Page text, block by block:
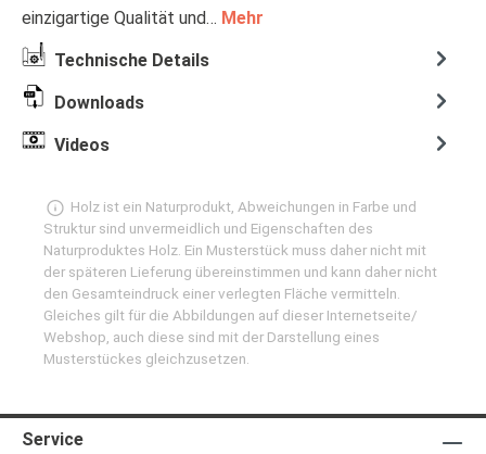
einzigartige Qualität und… Mehr
Technische Details
Downloads
Videos
Holz ist ein Naturprodukt, Abweichungen in Farbe und
Struktur sind unvermeidlich und Eigenschaften des
Naturproduktes Holz. Ein Musterstück muss daher nicht mit
der späteren Lieferung übereinstimmen und kann daher nicht
den Gesamteindruck einer verlegten Fläche vermitteln.
Gleiches gilt für die Abbildungen auf dieser Internetseite/
Webshop, auch diese sind mit der Darstellung eines
Musterstückes gleichzusetzen.
Service